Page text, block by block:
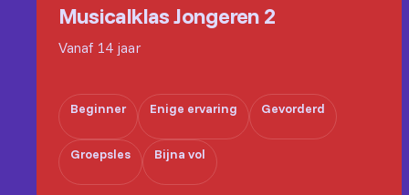
Musicalklas Jongeren 2
Vanaf 14 jaar
Beginner Enige ervaring Gevorderd
Groepsles Bijna vol